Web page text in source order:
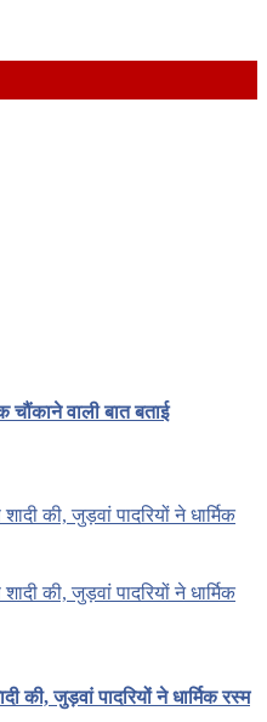
वाली बात बताई
की, जुड़वां पादरियों ने धार्मिक रस्म